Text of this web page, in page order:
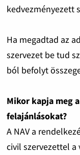
kedvezményezett
Ha megadtad az
szervezet be tud
ból befolyt
Mikor kapja meg
felajánlásokat?
A NAV a
civil szervezettel a